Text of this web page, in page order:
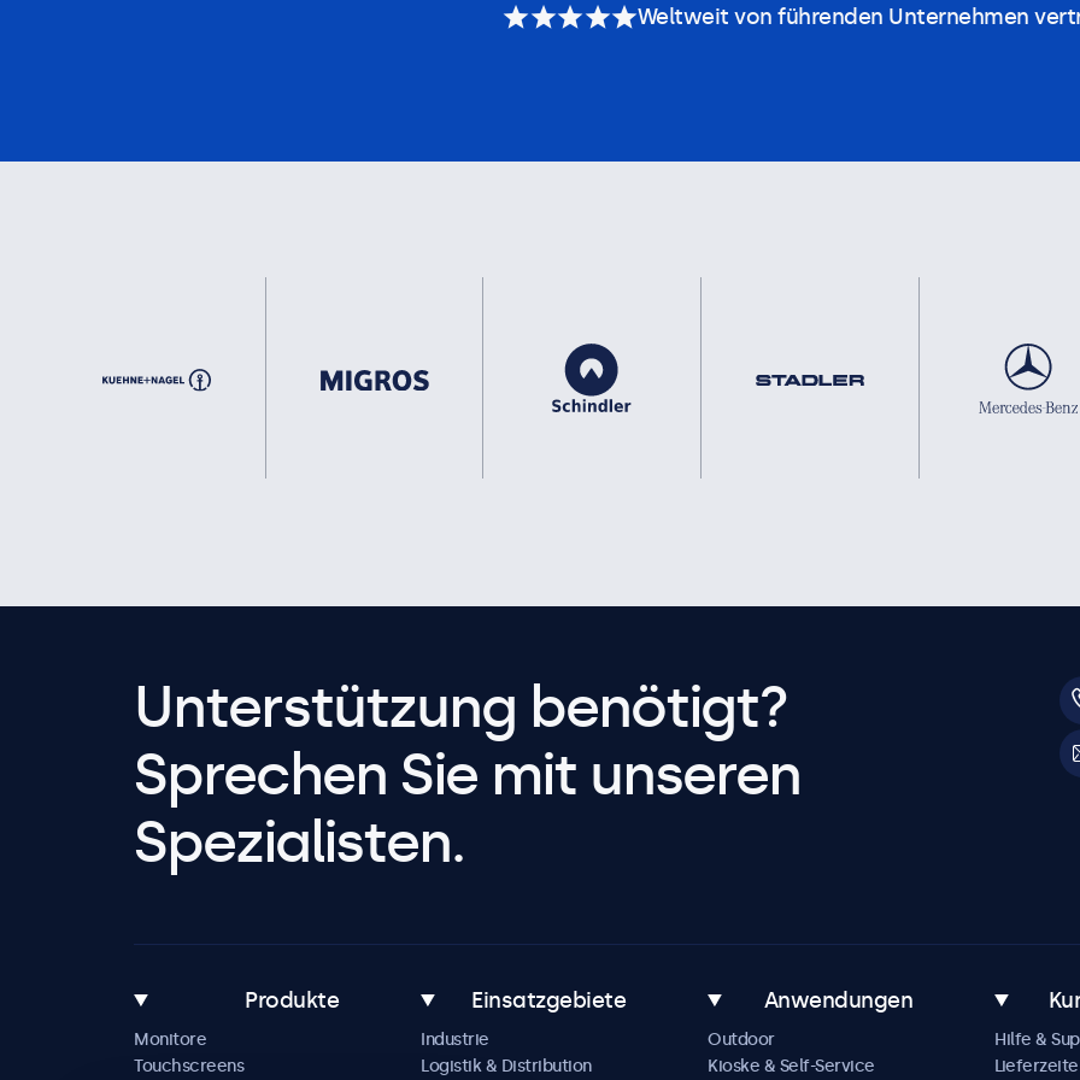
Weltweit von führenden Unternehmen
Unterstützung benötigt?
Sprechen Sie mit unseren
Spezialisten.
Produkte
Monitore
Touchscreens
Einsatzgebiete
Industrie
Logistik & Distribution
Anwendungen
Outdoor
Kioske & Self-Service
Hilfe &